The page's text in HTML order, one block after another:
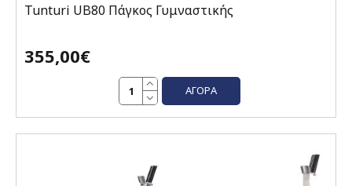
Tunturi UB80 Πάγκος Γυμναστικής
355,00€
ΑΓΟΡΆ